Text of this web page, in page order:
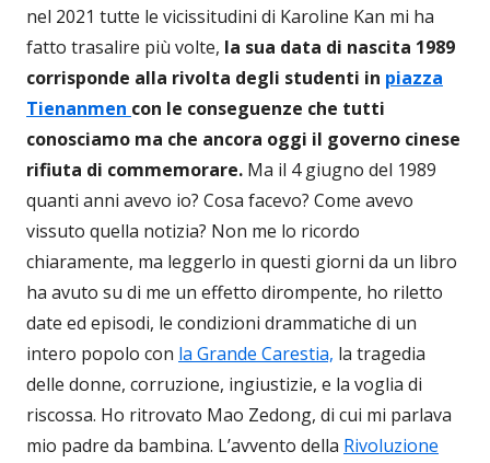
nel 2021 tutte le vicissitudini di Karoline Kan mi ha
fatto trasalire più volte, la sua data di nascita 1989
corrisponde alla rivolta degli studenti in piazza
Tienanmen con le conseguenze che tutti
conosciamo ma che ancora oggi il governo cinese
rifiuta di commemorare. Ma il 4 giugno del 1989
quanti anni avevo io? Cosa facevo? Come avevo
vissuto quella notizia? Non me lo ricordo
chiaramente, ma leggerlo in questi giorni da un libro
ha avuto su di me un effetto dirompente, ho riletto
date ed episodi, le condizioni drammatiche di un
intero popolo con la Grande Carestia, la tragedia
delle donne, corruzione, ingiustizie, e la voglia di
riscossa. Ho ritrovato Mao Zedong, di cui mi parlava
mio padre da bambina. L’avvento della Rivoluzione